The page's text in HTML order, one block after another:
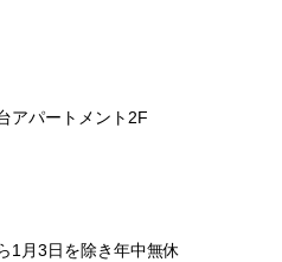
アパートメント2F
1月3日を除き年中無休